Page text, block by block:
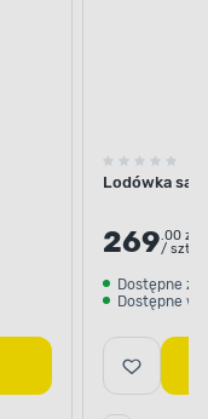
Lodówka
269.00 zł
/ szt.
Dostępne z
Dostępne w